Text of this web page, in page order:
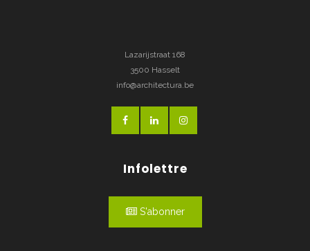
Lazarijstraat 168
3500 Hasselt
info@architectura.be
Infolettre
S'abonner